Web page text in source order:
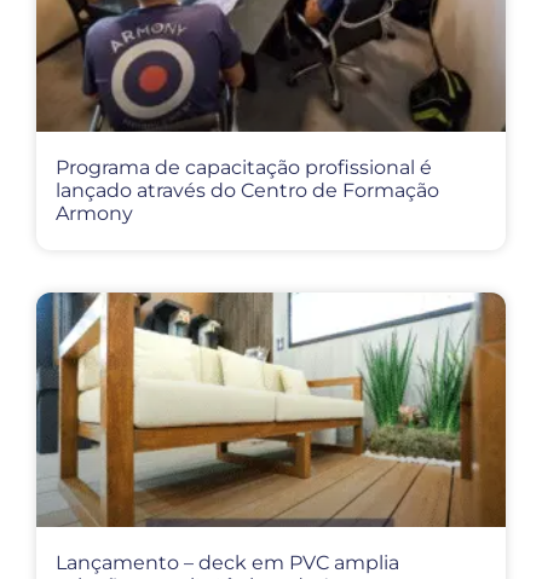
Programa de capacitação profissional é
lançado através do Centro de Formação
Armony
Lançamento – deck em PVC amplia